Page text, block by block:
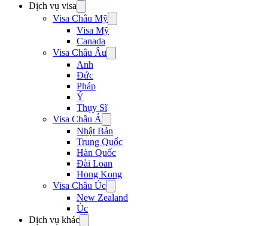
Dịch vụ visa
Visa Châu Mỹ
Visa Mỹ
Canada
Visa Châu Âu
Anh
Đức
Pháp
Ý
Thụy Sĩ
Visa Châu Á
Nhật Bản
Trung Quốc
Hàn Quốc
Đài Loan
Hong Kong
Visa Châu Úc
New Zealand
Úc
Dịch vụ khác